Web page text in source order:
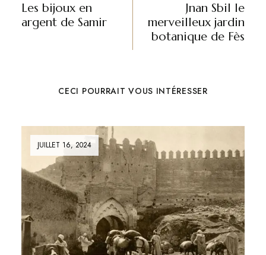
Les bijoux en
argent de Samir
⁠Jnan Sbil le
merveilleux jardin
botanique de Fès
CECI POURRAIT VOUS INTÉRESSER
JUILLET 16, 2024